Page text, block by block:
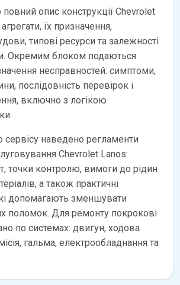
повний опис конструкції Chevrolet
їх призначення,
типові ресурси та залежності
Окремим блоком подаються
несправностей: симптоми,
послідовність перевірок і
включно з логікою
сервісу наведено регламенти
Chevrolet Lanos:
точки контролю, вимоги до рідин
а також практичні
допомагають зменшувати
поломок. Для ремонту покрокові
по системах: двигун, ходова
гальма, електрообладнання та